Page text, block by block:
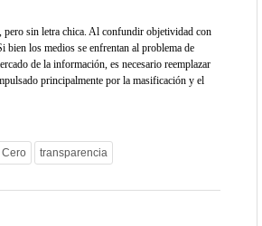
pero sin letra chica. Al confundir objetividad con
bien los medios se enfrentan al problema de
de la información, es necesario reemplazar
principalmente por la masificación y el
Cero transparencia